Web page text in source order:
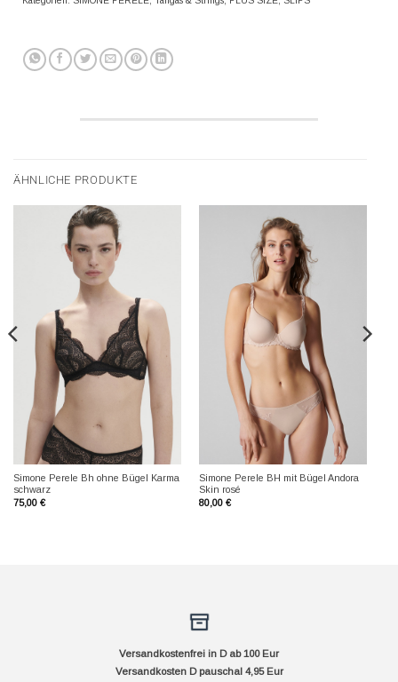
ÄHNLICHE PRODUKTE
Simone Perele Bh ohne Bügel Karma
schwarz
75,00 €
Simone Perele BH mit Bügel Andora
Skin rosé
80,00 €
Versandkostenfrei in D ab 100 Eur
Versandkosten D pauschal 4,95 Eur